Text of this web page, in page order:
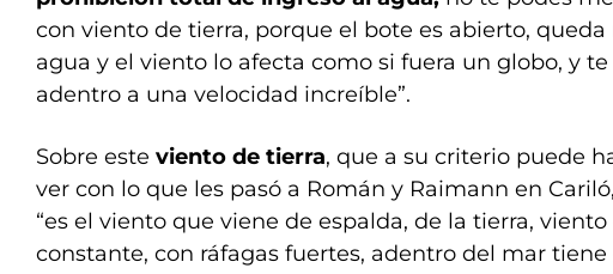
con viento de tierra, porque el bote es abierto,
agua y el viento lo afecta como si fuera un globo, y
adentro a una velocidad increíble”.
Sobre este viento de tierra, que a su criterio puede
ver con lo que les pasó a Román y Raimann en
“es el viento que viene de espalda, de la tierra,
constante, con ráfagas fuertes, adentro del mar tiene